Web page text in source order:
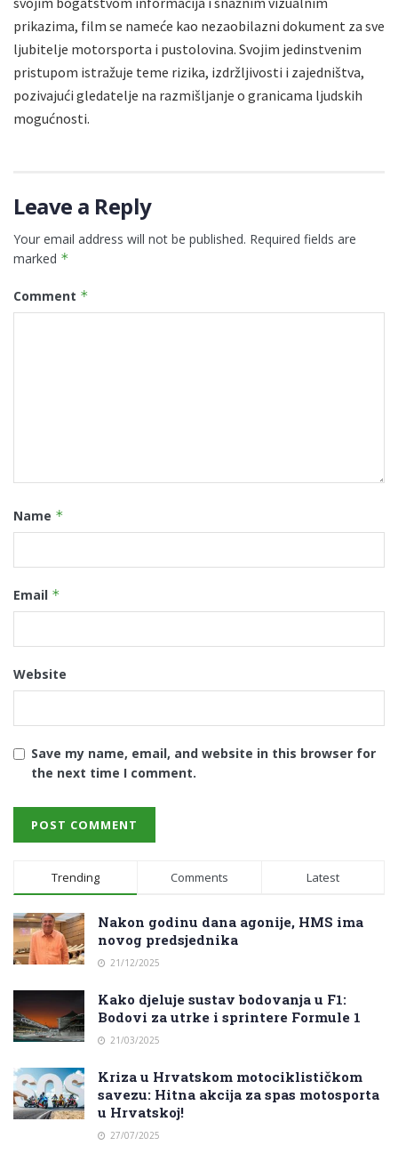
prikazima, film se nameće kao nezaobilazni dokument za sve
ljubitelje motorsporta i pustolovina. Svojim jedinstvenim
pristupom istražuje teme rizika, izdržljivosti i zajedništva,
pozivajući gledatelje na razmišljanje o granicama ljudskih
mogućnosti.
Leave a Reply
Your email address will not be published. Required fields are
marked *
Comment *
Name *
Email *
Website
Save my name, email, and website in this browser for
the next time I comment.
Trending Comments Latest
Nakon godinu dana agonije, HMS ima
novog predsjednika
21/12/2025
Kako djeluje sustav bodovanja u F1:
Bodovi za utrke i sprintere Formule 1
21/03/2025
Kriza u Hrvatskom motociklističkom
savezu: Hitna akcija za spas motosporta
u Hrvatskoj!
27/07/2025